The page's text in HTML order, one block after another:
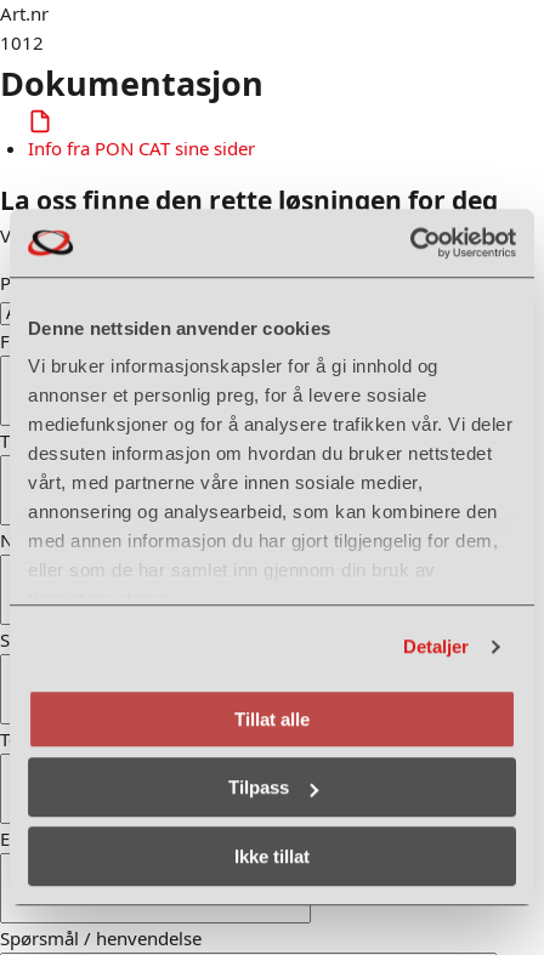
Denne nettsiden anvender cookies
Vi bruker informasjonskapsler for å gi innhold og
annonser et personlig preg, for å levere sosiale
mediefunksjoner og for å analysere trafikken vår. Vi deler
dessuten informasjon om hvordan du bruker nettstedet
vårt, med partnerne våre innen sosiale medier,
annonsering og analysearbeid, som kan kombinere den
med annen informasjon du har gjort tilgjengelig for dem,
eller som de har samlet inn gjennom din bruk av
Detaljer
Tillat alle
Tilpass
Ikke tillat
Art.nr
1012
Dokumentasjon
Info fra PON CAT sine sider
La oss finne den rette løsningen for deg
Vi hjelper deg fra første spørsmål til ferdig løsning.
Produkt
Fra dato *
Til dato
Navn *
Sted og postnummer
Telefon
E-post
Spørsmål / henvendelse